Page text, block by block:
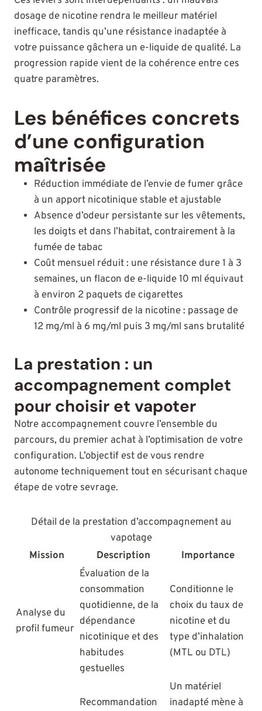
dosage de nicotine rendra le meilleur matériel
inefficace, tandis qu’une résistance inadaptée à
votre puissance gâchera un e-liquide de qualité. La
progression rapide vient de la cohérence entre ces
quatre paramètres.
Les bénéfices concrets
d’une configuration
maîtrisée
Réduction immédiate de l’envie de fumer grâce
à un apport nicotinique stable et ajustable
Absence d’odeur persistante sur les vêtements,
les doigts et dans l’habitat, contrairement à la
fumée de tabac
Coût mensuel réduit : une résistance dure 1 à 3
semaines, un flacon de e-liquide 10 ml équivaut
à environ 2 paquets de cigarettes
Contrôle progressif de la nicotine : passage de
12 mg/ml à 6 mg/ml puis 3 mg/ml sans brutalité
La prestation : un
accompagnement complet
pour choisir et vapoter
Notre accompagnement couvre l’ensemble du
parcours, du premier achat à l’optimisation de votre
configuration. L’objectif est de vous rendre
autonome techniquement tout en sécurisant chaque
étape de votre sevrage.
Détail de la prestation d’accompagnement au
vapotage
Mission
Description Importance
Analyse du
profil fumeur
Évaluation de la
consommation
quotidienne, de la
dépendance
nicotinique et des
habitudes
gestuelles
Conditionne le
choix du taux de
nicotine et du
type d’inhalation
(MTL ou DTL)
Recommandation
Un matériel
inadapté mène à